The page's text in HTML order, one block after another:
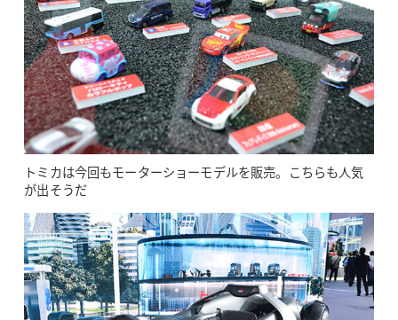
トミカは今回もモーターショーモデルを販売。こちらも人気
が出そうだ